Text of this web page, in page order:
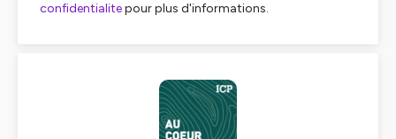
confidentialitepour plus d'informations.